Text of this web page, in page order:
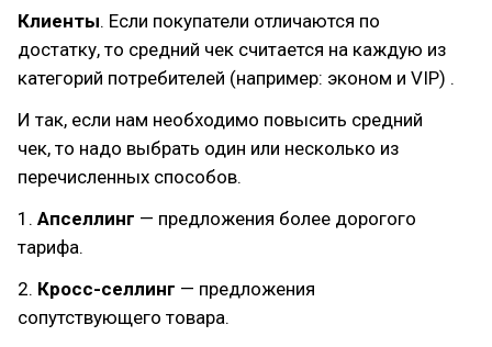
Клиенты. Если покупатели отличаются по
достатку, то средний чек считается на каждую из
категорий потребителей (например: эконом и VIP) .
И так, если нам необходимо повысить средний
чек, то надо выбрать один или несколько из
перечисленных способов.
1. Апселлинг — предложения более дорогого
тарифа.
2. Кросс-селлинг — предложения
сопутствующего товара.